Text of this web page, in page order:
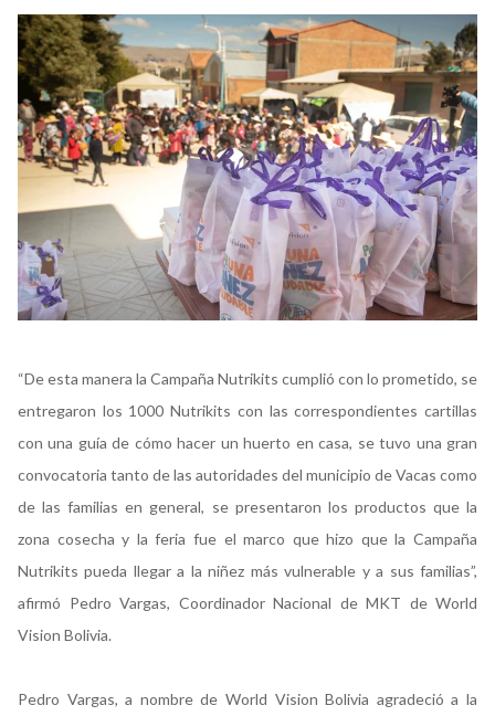
“De esta manera la Campaña Nutrikits cumplió con lo prometido, se
entregaron los 1000 Nutrikits con las correspondientes cartillas
con una guía de cómo hacer un huerto en casa, se tuvo una gran
convocatoria tanto de las autoridades del municipio de Vacas como
de las familias en general, se presentaron los productos que la
zona cosecha y la feria fue el marco que hizo que la Campaña
Nutrikits pueda llegar a la niñez más vulnerable y a sus familias”,
afirmó Pedro Vargas, Coordinador Nacional de MKT de World
Vision Bolivia.
Pedro Vargas, a nombre de World Vision Bolivia agradeció a la